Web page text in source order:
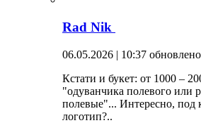
Rad Nik
06.05.2026 | 10:37
Кстати и букет: от 1000 –
"одуванчика полевого или
полевые"... Интересно, под
логотип?..